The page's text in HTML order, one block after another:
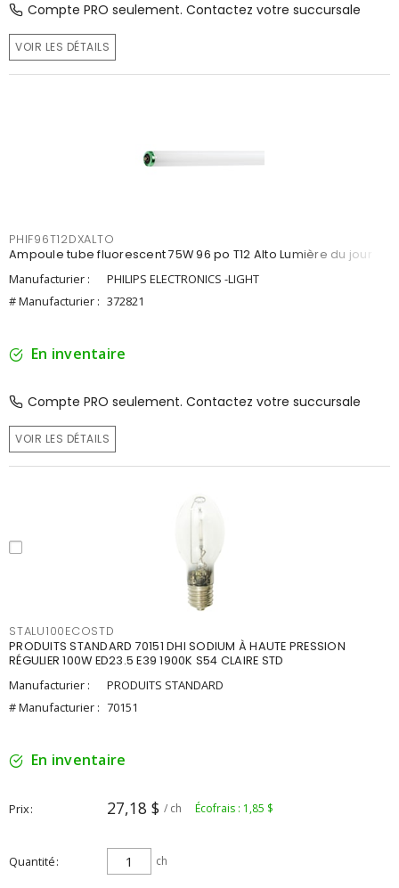
Compte PRO seulement. Contactez votre succursale
VOIR LES DÉTAILS
PHIF96T12DXALTO
Ampoule tube fluorescent 75W 96 po T12 Alto Lumière du jour
Manufacturier :
PHILIPS ELECTRONICS -LIGHT
# Manufacturier : 372821
En inventaire
Compte PRO seulement. Contactez votre succursale
VOIR LES DÉTAILS
STALU100ECOSTD
PRODUITS STANDARD 70151 DHI SODIUM À HAUTE PRESSION
RÉGULIER 100W ED23.5 E39 1900K S54 CLAIRE STD
Manufacturier :
PRODUITS STANDARD
# Manufacturier : 70151
En inventaire
Prix 27,18 $ / ch Écofrais : 1,85 $
Quantité ch